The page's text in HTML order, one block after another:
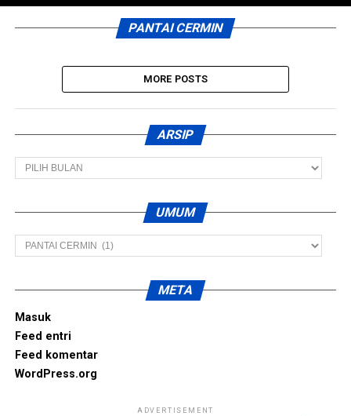
PANTAI CERMIN
MORE POSTS
ARSIP
Arsip
UMUM
Umum
META
Masuk
Feed entri
Feed komentar
WordPress.org
ADVERTISEMENT